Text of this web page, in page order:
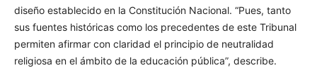
diseño establecido en la Constitución Nacional. “Pues, tanto
sus fuentes históricas como los precedentes de este Tribunal
permiten afirmar con claridad el principio de neutralidad
religiosa en el ámbito de la educación pública”, describe.